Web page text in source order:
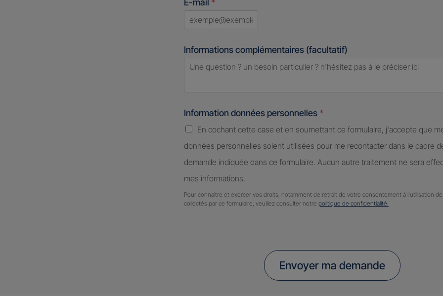
+1
E-mail *
Informations complémentaires (facultatif)
Information données personnelles *
En cochant cette case et en soumettant ce formulaire, j'accepte que
données personnelles soient utilisées pour me recontacter dans le cadre
demande indiquée dans ce formulaire. Aucun autre traitement ne sera
mes informations.
Pour connaitre et exercer vos droits, notamment de retrait de votre consentement à l'utilisation
collectés par ce formulaire, veuillez consulter notre politique de confidentialité.
Envoyer ma demande